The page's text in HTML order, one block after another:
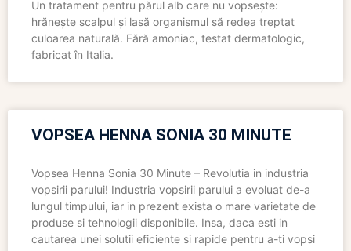
Un tratament pentru părul alb care nu vopsește:
hrănește scalpul și lasă organismul să redea treptat
culoarea naturală. Fără amoniac, testat dermatologic,
fabricat în Italia.
VOPSEA HENNA SONIA 30 MINUTE
Vopsea Henna Sonia 30 Minute – Revolutia in industria
vopsirii parului! Industria vopsirii parului a evoluat de-a
lungul timpului, iar in prezent exista o mare varietate de
produse si tehnologii disponibile. Insa, daca esti in
cautarea unei solutii eficiente si rapide pentru a-ti vopsi